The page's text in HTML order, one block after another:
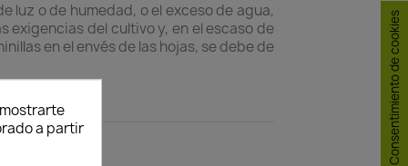
luz o de humedad, o el exceso de agua,
exigencias del cultivo y, en el escaso de
en el envés de las hojas, se debe de
a partir
Consentimiento de cookies